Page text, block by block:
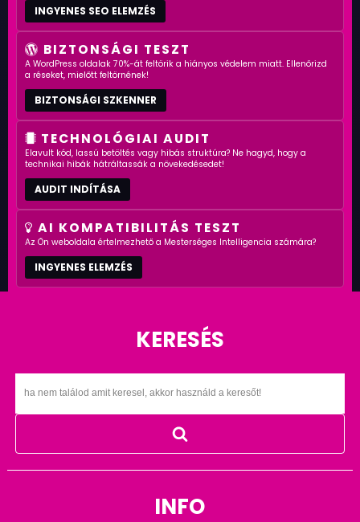
INGYENES SEO ELEMZÉS
BIZTONSÁGI TESZT
A WordPress oldalak 70%-át feltörik a hiányos védelem miatt. Ellenőrizd
a réseket, mielőtt feltörnének!
BIZTONSÁGI SZKENNER
TECHNOLÓGIAI AUDIT
Elavult kód, lassú betöltés vagy hibás struktúra? Ne hagyd, hogy a
technikai hibák hátráltassák a növekedésedet!
AUDIT INDÍTÁSA
AI KOMPATIBILITÁS TESZT
Az Ön weboldala értelmezhető a Mesterséges Intelligencia számára?
INGYENES ELEMZÉS
KERESÉS
INFO